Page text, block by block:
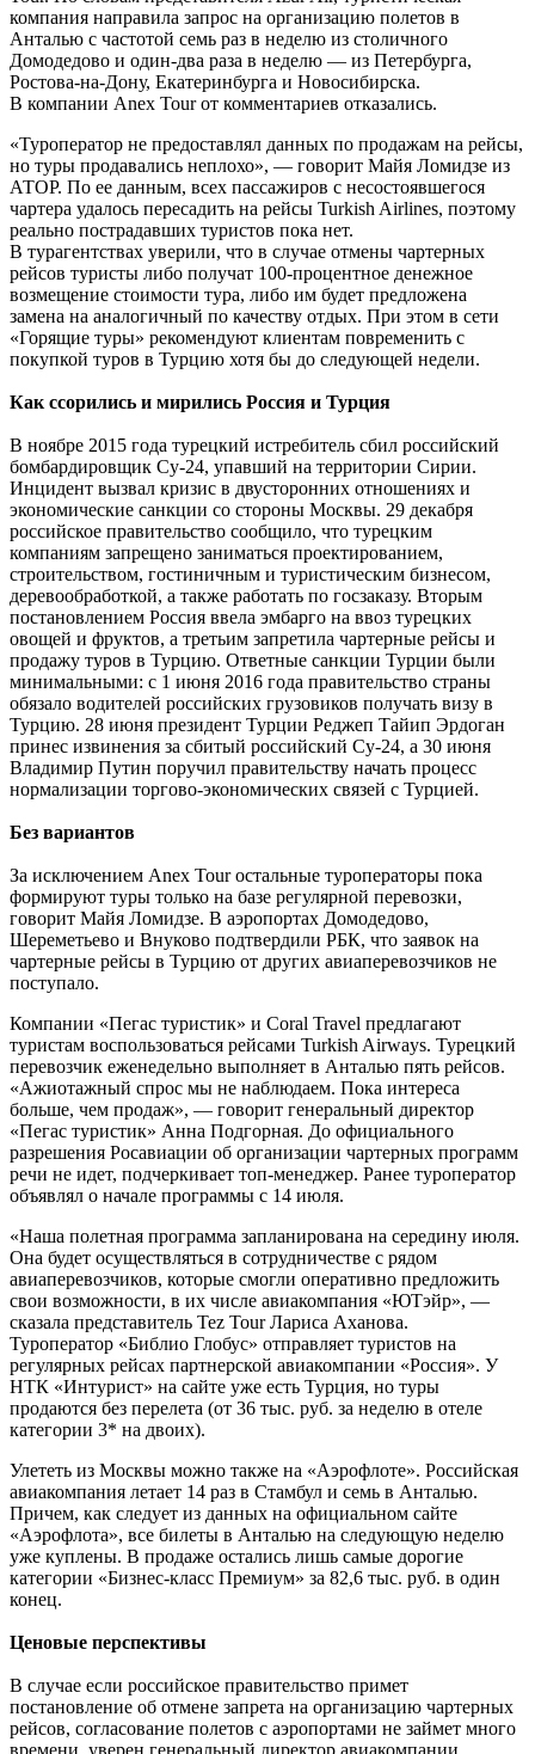
компания направила запрос на организацию полетов в
Анталью с частотой семь раз в неделю из столичного
Домодедово и один-два раза в неделю — из Петербурга,
Ростова-на-Дону, Екатеринбурга и Новосибирска.
В компании Anex Tour от комментариев отказались.
«Туроператор не предоставлял данных по продажам на рейсы,
но туры продавались неплохо», — говорит Майя Ломидзе из
АТОР. По ее данным, всех пассажиров с несостоявшегося
чартера удалось пересадить на рейсы Turkish Airlines, поэтому
реально пострадавших туристов пока нет.
В турагентствах уверили, что в случае отмены чартерных
рейсов туристы либо получат 100-процентное денежное
возмещение стоимости тура, либо им будет предложена
замена на аналогичный по качеству отдых. При этом в сети
«Горящие туры» рекомендуют клиентам повременить с
покупкой туров в Турцию хотя бы до следующей недели.
Как ссорились и мирились Россия и Турция
В ноябре 2015 года турецкий истребитель сбил российский
бомбардировщик Су-24, упавший на территории Сирии.
Инцидент вызвал кризис в двусторонних отношениях и
экономические санкции со стороны Москвы. 29 декабря
российское правительство сообщило, что турецким
компаниям запрещено заниматься проектированием,
строительством, гостиничным и туристическим бизнесом,
деревообработкой, а также работать по госзаказу. Вторым
постановлением Россия ввела эмбарго на ввоз турецких
овощей и фруктов, а третьим запретила чартерные рейсы и
продажу туров в Турцию. Ответные санкции Турции были
минимальными: с 1 июня 2016 года правительство страны
обязало водителей российских грузовиков получать визу в
Турцию. 28 июня президент Турции Реджеп Тайип Эрдоган
принес извинения за сбитый российский Су-24, а 30 июня
Владимир Путин поручил правительству начать процесс
нормализации торгово-экономических связей с Турцией.
Без вариантов
За исключением Anex Tour остальные туроператоры пока
формируют туры только на базе регулярной перевозки,
говорит Майя Ломидзе. В аэропортах Домодедово,
Шереметьево и Внуково подтвердили РБК, что заявок на
чартерные рейсы в Турцию от других авиаперевозчиков не
поступало.
Компании «Пегас туристик» и Coral Travel предлагают
туристам воспользоваться рейсами Turkish Airways. Турецкий
перевозчик еженедельно выполняет в Анталью пять рейсов.
«Ажиотажный спрос мы не наблюдаем. Пока интереса
больше, чем продаж», — говорит генеральный директор
«Пегас туристик» Анна Подгорная. До официального
разрешения Росавиации об организации чартерных программ
речи не идет, подчеркивает топ-менеджер. Ранее туроператор
объявлял о начале программы с 14 июля.
«Наша полетная программа запланирована на середину июля.
Она будет осуществляться в сотрудничестве с рядом
авиаперевозчиков, которые смогли оперативно предложить
свои возможности, в их числе авиакомпания «ЮТэйр», —
сказала представитель Tez Tour Лариса Аханова.
Туроператор «Библио Глобус» отправляет туристов на
регулярных рейсах партнерской авиакомпании «Россия». У
НТК «Интурист» на сайте уже есть Турция, но туры
продаются без перелета (от 36 тыс. руб. за неделю в отеле
категории 3* на двоих).
Улететь из Москвы можно также на «Аэрофлоте». Российская
авиакомпания летает 14 раз в Стамбул и семь в Анталью.
Причем, как следует из данных на официальном сайте
«Аэрофлота», все билеты в Анталью на следующую неделю
уже куплены. В продаже остались лишь самые дорогие
категории «Бизнес-класс Премиум» за 82,6 тыс. руб. в один
конец.
Ценовые перспективы
В случае если российское правительство примет
постановление об отмене запрета на организацию чартерных
рейсов, согласование полетов с аэропортами не займет много
времени, уверен генеральный директор авиакомпании